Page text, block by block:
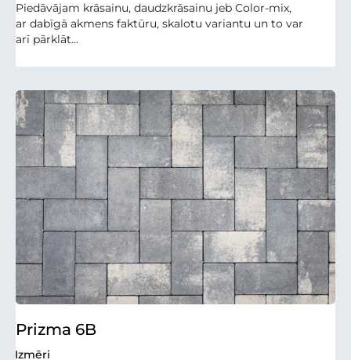
Piedāvājam krāsainu, daudzkrāsainu jeb Color-mix,
ar dabīgā akmens faktūru, skalotu variantu un to var
arī pārklāt...
Prizma 6B
Izmēri